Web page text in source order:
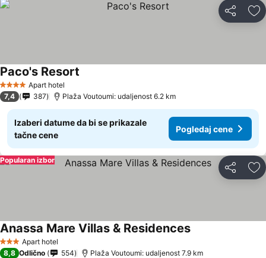
Deli
4 ZvezdiceApart hotel
Paco's Resort
7,4 387 Plaža Voutoumi: udaljenost 6.2 km
Izaberi datume da bi se prikazale
tačne cene
Pogledaj cene
Deli
Popularan izbor
3 ZvezdiceApart hotel
Anassa Mare Villas & ResidencesPogledaj cene
8,8 Odlično 554 Plaža Voutoumi: udaljenost 7.9 km